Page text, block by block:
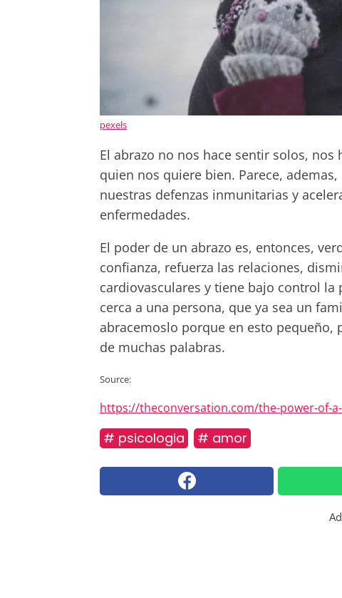
pexels
El abrazo no nos hace sentir solos,
quien nos quiere bien. Parece,
nuestras defenzas inmunitarias y
enfermedades.
El poder de un abrazo es, entonces,
confianza, refuerza las relaciones,
cardiovasculares y tiene bajo control
cerca a una persona, que ya sea un
abracemoslo porque en esto pequeño,
de muchas palabras.
Source:
https://theconversation.com/the-power-of-
# psicologia # amor